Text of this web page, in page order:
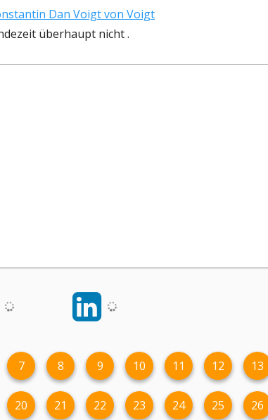
Dan Voigt von Voigt
überhaupt nicht .
7 8 9 10 11 12 13
20 21 22 23 24 25 26